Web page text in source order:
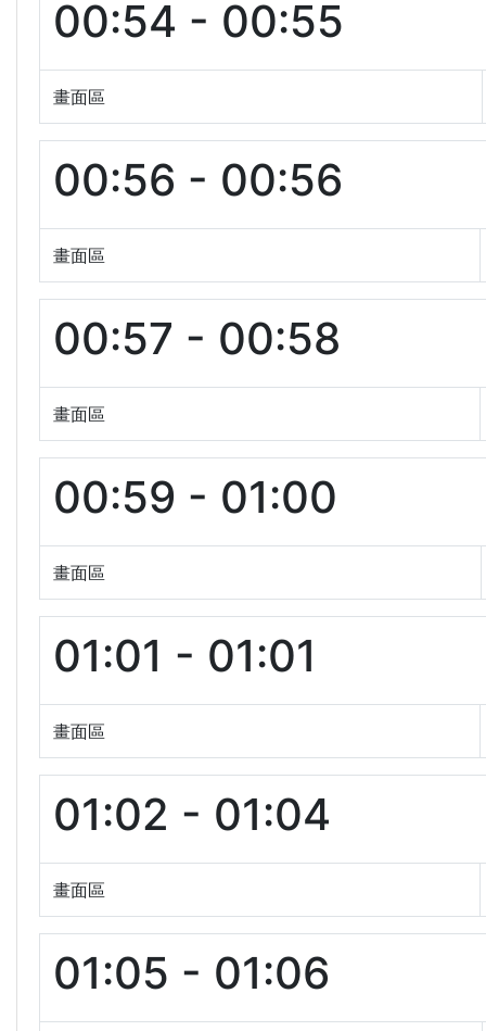
00:54 - 00:55
畫面區
00:56 - 00:56
畫面區
00:57 - 00:58
畫面區
00:59 - 01:00
畫面區
01:01 - 01:01
畫面區
01:02 - 01:04
畫面區
01:05 - 01:06